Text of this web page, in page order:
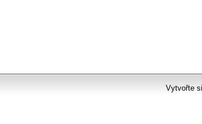
Vytvořte